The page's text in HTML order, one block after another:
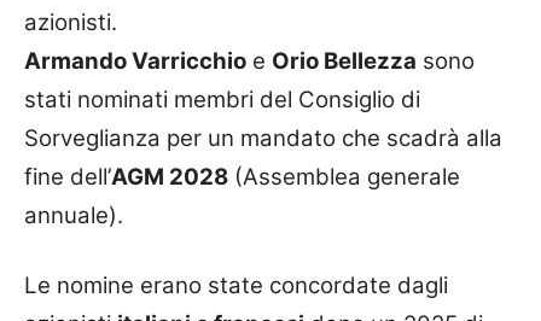
azionisti.
Armando Varricchio e Orio Bellezza sono
stati nominati membri del Consiglio di
Sorveglianza per un mandato che scadrà alla
fine dell’AGM 2028 (Assemblea generale
annuale).
Le nomine erano state concordate dagli